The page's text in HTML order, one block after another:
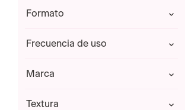
formato
frecuencia de uso
marca
textura